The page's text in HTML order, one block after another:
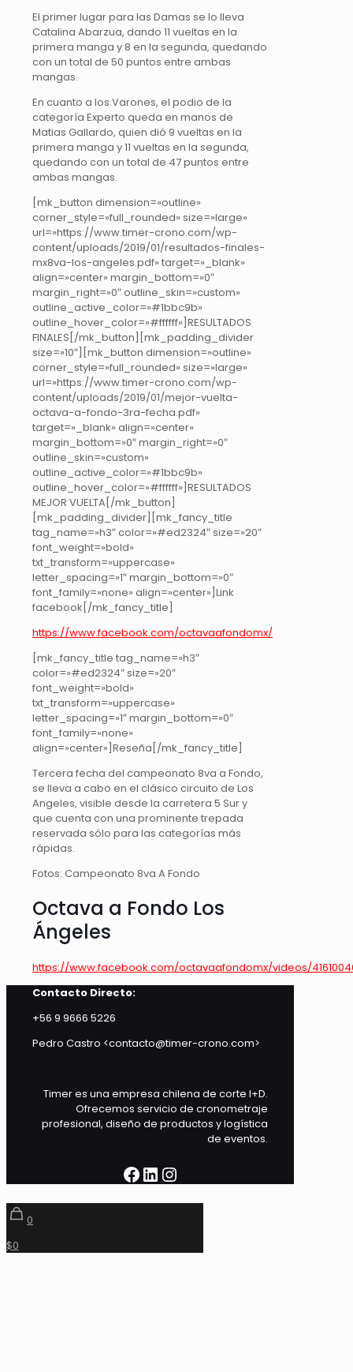
El primer lugar para las Damas se lo lleva
Catalina Abarzua, dando 11 vueltas en la
primera manga y 8 en la segunda, quedando
con un total de 50 puntos entre ambas
mangas.
En cuanto a los Varones, el podio de la
categoría Experto queda en manos de
Matias Gallardo, quien dió 9 vueltas en la
primera manga y 11 vueltas en la segunda,
quedando con un total de 47 puntos entre
ambas mangas.
[mk_button dimension=»outline»
corner_style=»full_rounded» size=»large»
url=»https://www.timer-crono.com/wp-
content/uploads/2019/01/resultados-finales-
mx8va-los-angeles.pdf» target=»_blank»
align=»center» margin_bottom=»0″
margin_right=»0″ outline_skin=»custom»
outline_active_color=»#1bbc9b»
outline_hover_color=»#ffffff»]RESULTADOS
FINALES[/mk_button][mk_padding_divider
size=»10″][mk_button dimension=»outline»
corner_style=»full_rounded» size=»large»
url=»https://www.timer-crono.com/wp-
content/uploads/2019/01/mejor-vuelta-
octava-a-fondo-3ra-fecha.pdf»
target=»_blank» align=»center»
margin_bottom=»0″ margin_right=»0″
outline_skin=»custom»
outline_active_color=»#1bbc9b»
outline_hover_color=»#ffffff»]RESULTADOS
MEJOR VUELTA[/mk_button]
[mk_padding_divider][mk_fancy_title
tag_name=»h3″ color=»#ed2324″ size=»20″
font_weight=»bold»
txt_transform=»uppercase»
letter_spacing=»1″ margin_bottom=»0″
font_family=»none» align=»center»]Link
facebook[/mk_fancy_title]
https://www.facebook.com/octavaafondomx/
[mk_fancy_title tag_name=»h3″
color=»#ed2324″ size=»20″
font_weight=»bold»
txt_transform=»uppercase»
letter_spacing=»1″ margin_bottom=»0″
font_family=»none»
align=»center»]Reseña[/mk_fancy_title]
Tercera fecha del campeonato 8va a Fondo,
se lleva a cabo en el clásico circuito de Los
Angeles, visible desde la carretera 5 Sur y
que cuenta con una prominente trepada
reservada sólo para las categorías más
rápidas.
Fotos: Campeonato 8va A Fondo
Octava a Fondo Los
Ángeles
https://www.facebook.com/octavaafondomx/videos/
Contacto Directo:
+56 9 9666 5226
Pedro Castro <contacto@timer-crono.com>
Timer es una empresa chilena de corte I+D.
Ofrecemos servicio de cronometraje
profesional, diseño de productos y logística
de eventos.
Facebook
LinkedIn
Instagram
0
$0